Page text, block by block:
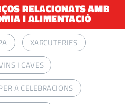
RELACIONATS AMB
I ALIMENTACIÓ
XARCUTERIES
I CAVES
A CELEBRACIONS